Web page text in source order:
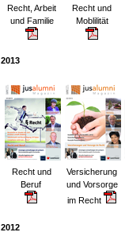
Recht, Arbeit
und Familie
Recht und
Moblilität
2013
Recht und
Beruf
Versicherung
und Vorsorge
im Recht
2012